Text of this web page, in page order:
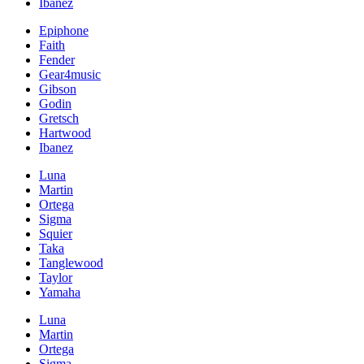
Ibanez
Epiphone
Faith
Fender
Gear4music
Gibson
Godin
Gretsch
Hartwood
Ibanez
Luna
Martin
Ortega
Sigma
Squier
Taka
Tanglewood
Taylor
Yamaha
Luna
Martin
Ortega